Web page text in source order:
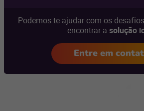
Podemos te ajudar com os
encontrar a solução
Entre em